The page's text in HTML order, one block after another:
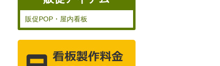
販促POP・屋内看板